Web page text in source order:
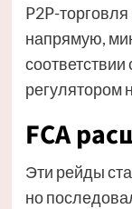
P2P-
напрямую,
регулятором
FCA
Эти рейды
но